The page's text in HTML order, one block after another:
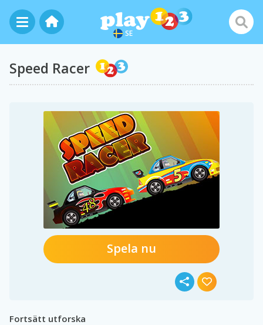
SE
Speed Racer
Spela nu
Fortsätt utforska